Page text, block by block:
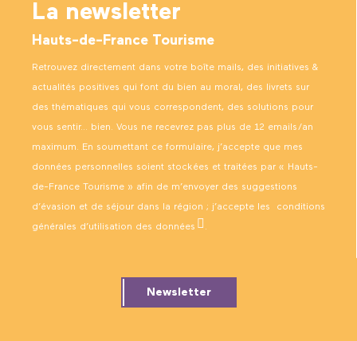
La newsletter
Hauts-de-France Tourisme
Retrouvez directement dans votre boîte mails, des initiatives &
actualités positives qui font du bien au moral, des livrets sur
des thématiques qui vous correspondent, des solutions pour
vous sentir… bien. Vous ne recevrez pas plus de 12 emails/an
maximum. En soumettant ce formulaire, j’accepte que mes
données personnelles soient stockées et traitées par « Hauts-
de-France Tourisme » afin de m’envoyer des suggestions
d’évasion et de séjour dans la région ; j’accepte les conditions
générales d’utilisation des données .
Newsletter